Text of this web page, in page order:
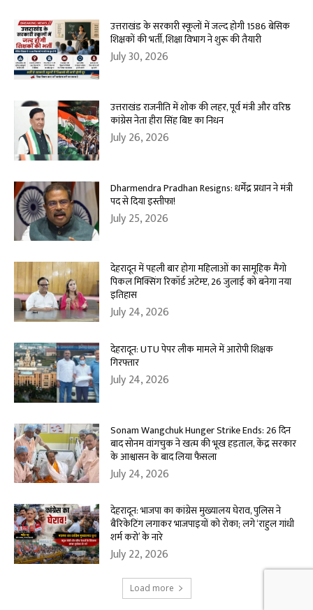
उत्तराखंड के सरकारी स्कूलों में जल्द होगी 1586 बेसिक
शिक्षकों की भर्ती, शिक्षा विभाग ने शुरू की तैयारी
July 30, 2026
उत्तराखंड राजनीति में शोक की लहर, पूर्व मंत्री और वरिष्ठ
कांग्रेस नेता हीरा सिंह बिष्ट का निधन
July 26, 2026
Dharmendra Pradhan Resigns: धर्मेंद्र प्रधान ने मंत्री
पद से दिया इस्तीफा!
July 25, 2026
देहरादून में पहली बार होगा महिलाओं का सामूहिक मैंगो
पिकल मिक्सिंग रिकॉर्ड अटेम्प्ट, 26 जुलाई को बनेगा नया
इतिहास
July 24, 2026
देहरादून: UTU पेपर लीक मामले में आरोपी शिक्षक
गिरफ्तार
July 24, 2026
Sonam Wangchuk Hunger Strike Ends: 26 दिन
बाद सोनम वांगचुक ने खत्म की भूख हड़ताल, केंद्र सरकार
के आश्वासन के बाद लिया फैसला
July 24, 2026
देहरादून: भाजपा का कांग्रेस मुख्यालय घेराव, पुलिस ने
बैरिकेटिंग लगाकर भाजपाइयों को रोका; लगे ‘राहुल गांधी
शर्म करो’ के नारे
July 22, 2026
Load more